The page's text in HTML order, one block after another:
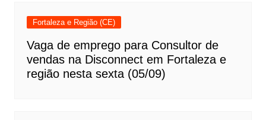
Fortaleza e Região (CE)
Vaga de emprego para Consultor de
vendas na Disconnect em Fortaleza e
região nesta sexta (05/09)